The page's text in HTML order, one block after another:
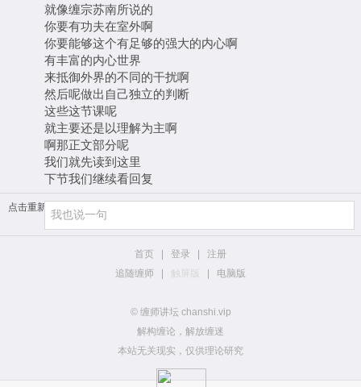
就像缠宗苏南所说的
你要有功夫在室外啊
你要能够这个有足够的强大的内心啊
有丰富的内心世界
来抵御外界的不同的干扰啊
然后呢做出自己独立的判断
这些这节课呢
就主要还是以理解为主啊
啊那正文部分呢
我们就先读到这里
下节我们继续看回复
点击重新加载
首页 登录
注册
追随缠师
触屏版 电脑版
© 缠师讲坛 chanshi.vip
解构缠论，解放缠迷
本站无关现实，仅供理论研究